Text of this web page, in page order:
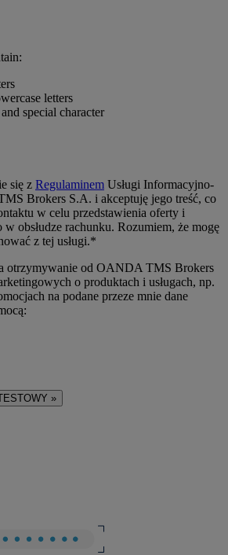
letters
special character
się z Regulaminem Usługi Informacyjno-
Brokers S.A. i akceptuję jego treść, co
w celu przedstawienia oferty i
obsłudze rachunku. Rozumiem, że mogę
z tej usługi.*
otrzymywanie od OANDA TMS Brokers
o produktach i usługach, np.
na podane przeze mnie dane
»